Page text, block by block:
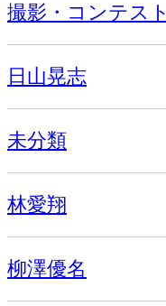
撮影・コンテスト
日山晃志
未分類
林愛翔
柳澤優名